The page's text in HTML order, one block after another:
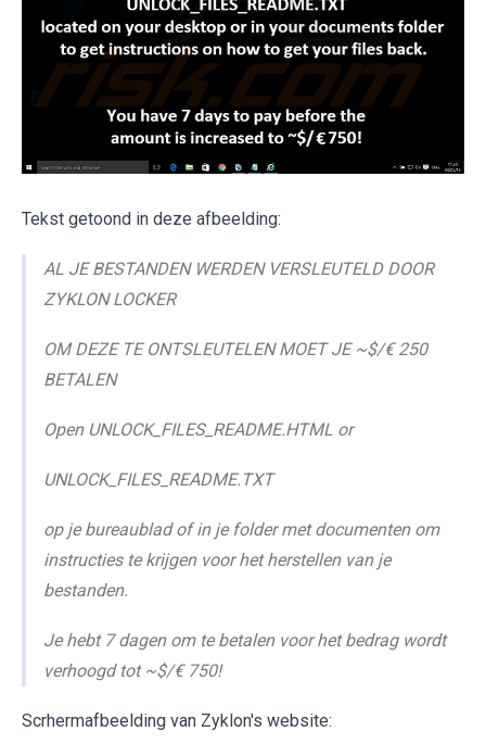
Tekst getoond in deze afbeelding:
AL JE BESTANDEN WERDEN VERSLEUTELD DOOR
ZYKLON LOCKER
OM DEZE TE ONTSLEUTELEN MOET JE ~$/€ 250
BETALEN
Open UNLOCK_FILES_README.HTML or
UNLOCK_FILES_README.TXT
op je bureaublad of in je folder met documenten om
instructies te krijgen voor het herstellen van je
bestanden.
Je hebt 7 dagen om te betalen voor het bedrag wordt
verhoogd tot ~$/€ 750!
Scrhermafbeelding van Zyklon's website: